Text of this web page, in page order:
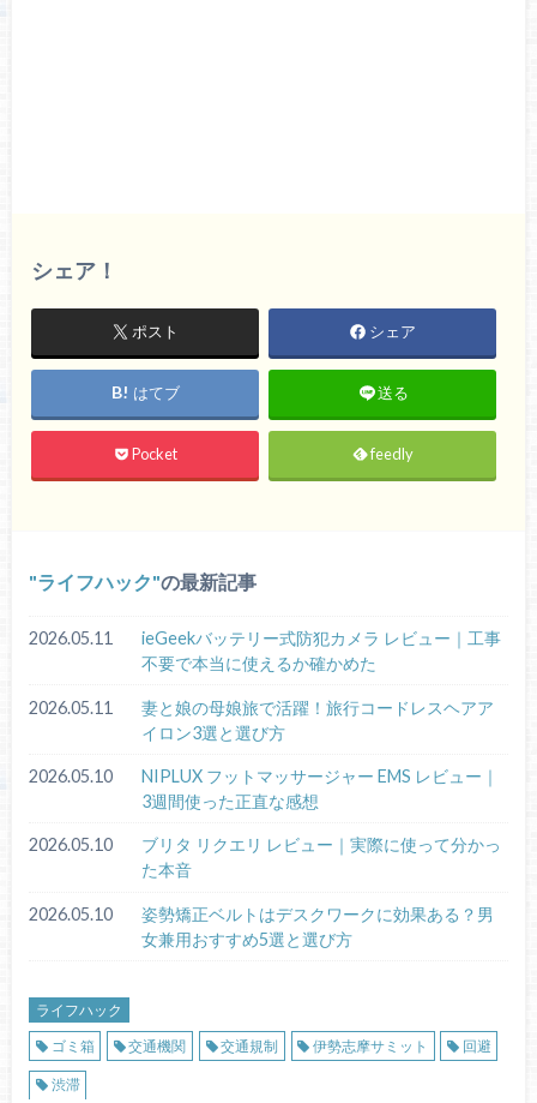
シェア！
ポスト シェア
はてブ 送る
Pocket feedly
ライフハック の最新記事
2026.05.11
ieGeekバッテリー式防犯カメラ レビュー｜工事
不要で本当に使えるか確かめた
2026.05.11
妻と娘の母娘旅で活躍！旅行コードレスヘアア
イロン3選と選び方
2026.05.10
NIPLUX フットマッサージャー EMS レビュー｜
3週間使った正直な感想
2026.05.10
ブリタ リクエリ レビュー｜実際に使って分かっ
た本音
2026.05.10
姿勢矯正ベルトはデスクワークに効果ある？男
女兼用おすすめ5選と選び方
ライフハック
ゴミ箱
交通機関 交通規制 伊勢志摩サミット 回避
渋滞